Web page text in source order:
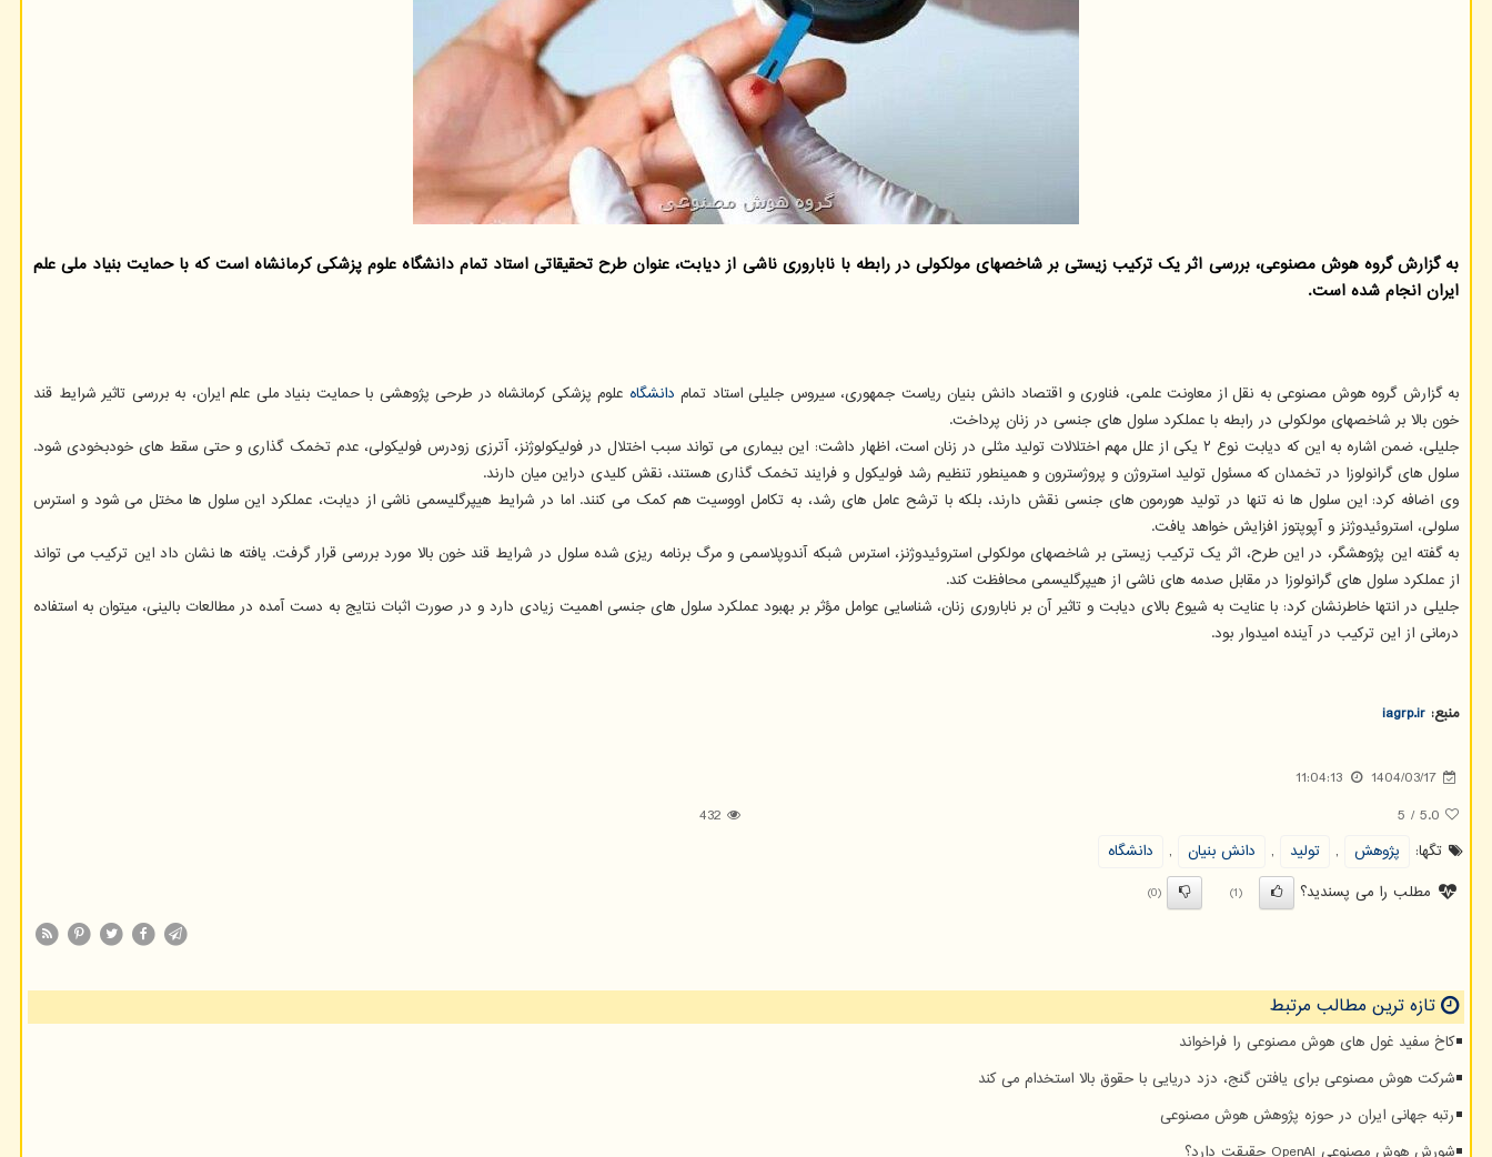
به گزارش گروه هوش مصنوعی، بررسی اثر یک ترکیب زیستی بر شاخصهای مولکولی در رابطه با ناباروری ناشی از دیابت، عنوان طرح تحقیقاتی استاد تمام دانشگاه علوم پزشکی کرمانشاه است که با حمایت بنیاد ملی علم
ایران انجام شده است.
به گزارش گروه هوش مصنوعی به نقل از معاونت علمی، فناوری و اقتصاد دانش بنیان ریاست جمهوری، سیروس جلیلی استاد تمام دانشگاه علوم پزشکی کرمانشاه در طرحی پژوهشی با حمایت بنیاد ملی علم ایران، به بررسی تاثیر شرایط قند
خون بالا بر شاخصهای مولکولی در رابطه با عملکرد سلول های جنسی در زنان پرداخت.
جلیلی، ضمن اشاره به این که دیابت نوع ۲ یکی از علل مهم اختلالات تولید مثلی در زنان است، اظهار داشت: این بیماری می تواند سبب اختلال در فولیکولوژنز، آترزی زودرس فولیکولی، عدم تخمک گذاری و حتی سقط های خودبخودی شود.
سلول های گرانولوزا در تخمدان که مسئول تولید استروژن و پروژسترون و همینطور تنظیم رشد فولیکول و فرایند تخمک گذاری هستند، نقش کلیدی دراین میان دارند.
وی اضافه کرد: این سلول ها نه تنها در تولید هورمون های جنسی نقش دارند، بلکه با ترشح عامل های رشد، به تکامل اووسیت هم کمک می کنند. اما در شرایط هیپرگلیسمی ناشی از دیابت، عملکرد این سلول ها مختل می شود و استرس
سلولی، استروئیدوژنز و آپوپتوز افزایش خواهد یافت.
به گفته این پژوهشگر، در این طرح، اثر یک ترکیب زیستی بر شاخصهای مولکولی استروئیدوژنز، استرس شبکه آندوپلاسمی و مرگ برنامه ریزی شده سلول در شرایط قند خون بالا مورد بررسی قرار گرفت. یافته ها نشان داد این ترکیب می تواند
از عملکرد سلول های گرانولوزا در مقابل صدمه های ناشی از هیپرگلیسمی محافظت کند.
جلیلی در انتها خاطرنشان کرد: با عنایت به شیوع بالای دیابت و تاثیر آن بر ناباروری زنان، شناسایی عوامل مؤثر بر بهبود عملکرد سلول های جنسی اهمیت زیادی دارد و در صورت اثبات نتایج به دست آمده در مطالعات بالینی، میتوان به استفاده
درمانی از این ترکیب در آینده امیدوار بود.
منبع: iagrp.ir
1404/03/17
11:04:13
5.0
/
5
432
تگها:
پژوهش , تولید , دانش بنیان ,
دانشگاه
مطلب را می پسندید؟
(1)
(0)
تازه ترین مطالب مرتبط
کاخ سفید غول های هوش مصنوعی را فراخواند
شرکت هوش مصنوعی برای یافتن گنج، دزد دریایی با حقوق بالا استخدام می کند
رتبه جهانی ایران در حوزه پژوهش هوش مصنوعی